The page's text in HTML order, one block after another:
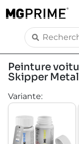
Peinture
Skipper
Variante: